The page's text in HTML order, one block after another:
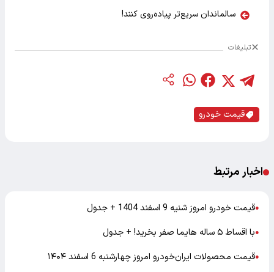
سالماندان سریع‌تر پیاده‌روی کنند!
تبلیغات
قیمت خودرو
اخبار مرتبط
●قیمت خودرو امروز شنیه 9 اسفند 1404 + جدول
●با اقساط ۵ ساله هایما صفر بخرید! + جدول
●قیمت محصولات ایران‌خودرو امروز چهارشنبه 6 اسفند ۱۴۰۴